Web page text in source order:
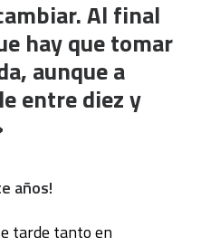
Al final
hay que tomar
aunque a
entre diez y
años!
tarde tanto en